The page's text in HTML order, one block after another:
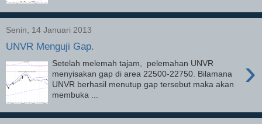
Senin, 14 Januari 2013
UNVR Menguji Gap.
›
Setelah melemah tajam, pelemahan UNVR
menyisakan gap di area 22500-22750. Bilamana
UNVR berhasil menutup gap tersebut maka akan
membuka ...